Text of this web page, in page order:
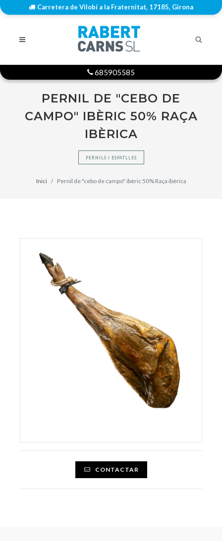
Carretera de Vilobí a la Fraternitat, 17185, Girona
685905585
PERNIL DE "CEBO DE
CAMPO" IBÈRIC 50% RAÇA
IBÈRICA
PERNILS I ESPATLLES
Inici Pernil de "cebo de campo" ibèric 50% Raça ibèrica
CONTACTAR